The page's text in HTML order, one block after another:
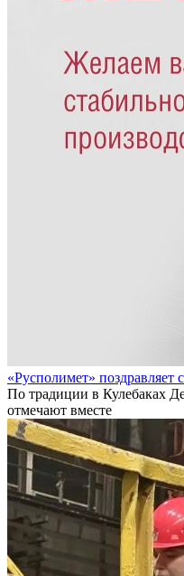
«Русполимет» поздравляет
По традиции в Кулебаках
отмечают вместе